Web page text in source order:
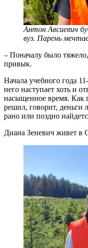
Антон Авсиевич
вуз. Парень
– Поначалу было
привык.
Начала учебного года
него наступает хоть и
насыщенное время. Как
решил, говорит,
рано или поздно
Диана Зеневич живет в